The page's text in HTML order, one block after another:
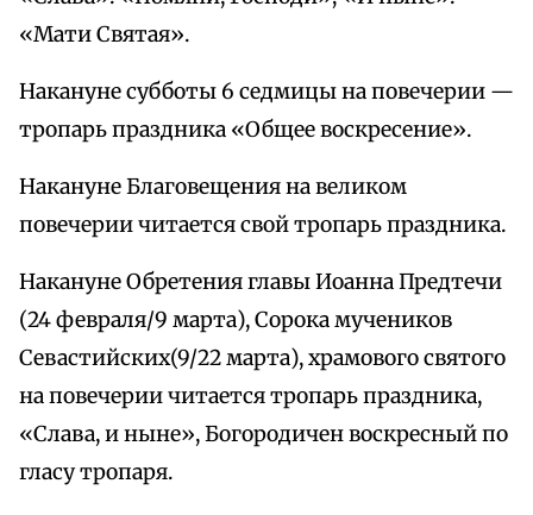
«Мати Святая».
Накануне субботы 6 седмицы на повечерии —
тропарь праздника «Общее воскресение».
Накануне Благовещения на великом
повечерии читается свой тропарь праздника.
Накануне Обретения главы Иоанна Предтечи
(24 февраля/9 марта), Сорока мучеников
Севастийских(9/22 марта), храмового святого
на повечерии читается тропарь праздника,
«Слава, и ныне», Богородичен воскресный по
гласу тропаря.